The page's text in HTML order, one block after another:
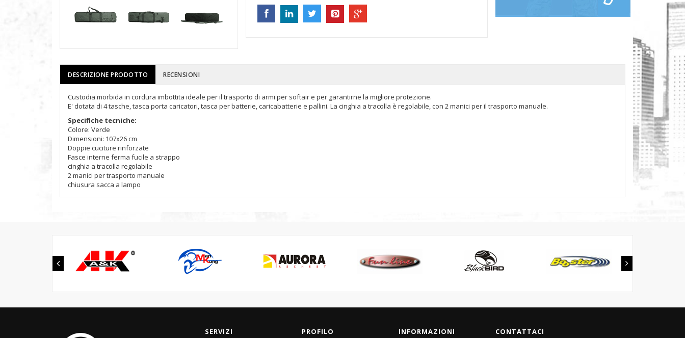
DESCRIZIONE PRODOTTO RECENSIONI
Custodia morbida in cordura imbottita ideale per il trasporto di armi per softair e per garantirne la migliore protezione.
E' dotata di 4 tasche, tasca porta caricatori, tasca per batterie, caricabatterie e pallini. La cinghia a tracolla è regolabile, con 2 manici per il trasporto manuale.
Specifiche tecniche:
Colore: Verde
Dimensioni: 107x26 cm
Doppie cuciture rinforzate
Fasce interne ferma fucile a strappo
cinghia a tracolla regolabile
2 manici per trasporto manuale
chiusura sacca a lampo
SERVIZI PROFILO INFORMAZIONI CONTATTACI